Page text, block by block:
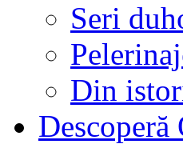
Seri
Din